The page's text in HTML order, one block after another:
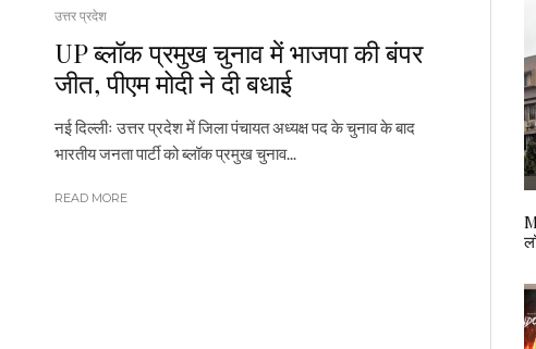
उत्तर प्रदेश
UP ब्लॉक प्रमुख चुनाव में भाजपा की बंपर
जीत, पीएम मोदी ने दी बधाई
नई दिल्लीः उत्तर प्रदेश में जिला पंचायत अध्यक्ष पद के चुनाव के बाद
भारतीय जनता पार्टी को ब्लॉक प्रमुख चुनाव...
READ MORE